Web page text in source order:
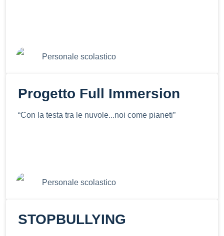
Personale scolastico
Progetto Full Immersion
“Con la testa tra le nuvole...noi come pianeti”
Personale scolastico
STOPBULLYING